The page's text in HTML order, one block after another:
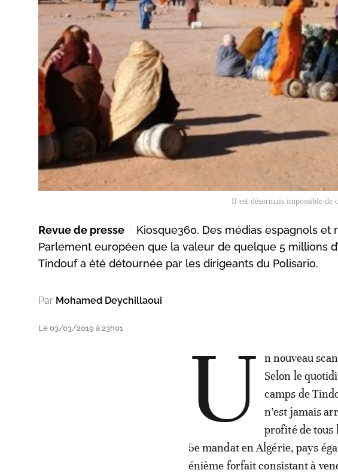
Il est désormais impossible de
Revue de presse
Kiosque360. Des médias espagnols
Parlement européen que la valeur de quelque 5 millions
Tindouf a été détournée par les dirigeants du Polisario.
Par Mohamed Deychillaoui
Le 03/03/2019 à 23h01 U
n nouveau
Selon le
camps de
n’est jamais
profité de tous
5e mandat en Algérie, pays
énième forfait consistant à